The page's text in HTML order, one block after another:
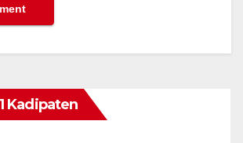
Kadipaten